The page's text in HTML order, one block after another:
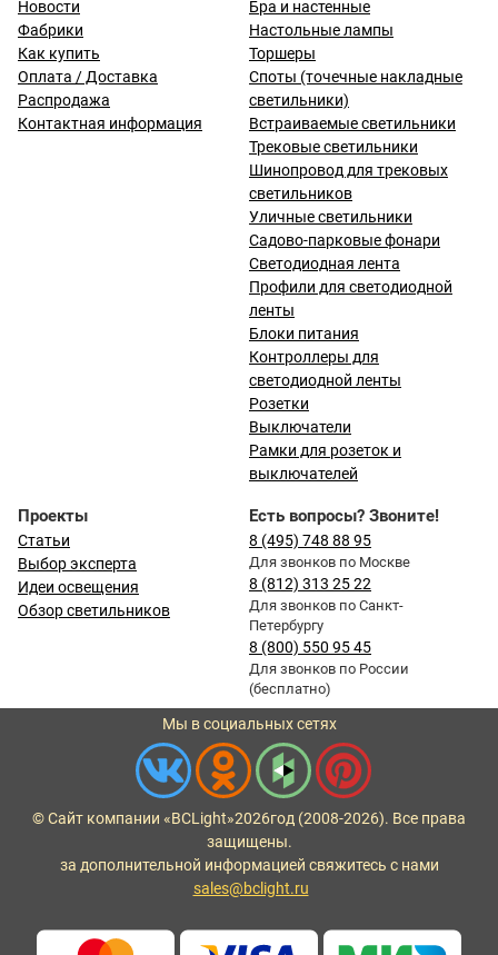
Новости
Фабрики
Как купить
Оплата / Доставка
Распродажа
Контактная информация
Бра и настенные
Настольные лампы
Торшеры
Споты (точечные накладные
светильники)
Встраиваемые светильники
Трековые светильники
Шинопровод для трековых
светильников
Уличные светильники
Садово-парковые фонари
Светодиодная лента
Профили для светодиодной
ленты
Блоки питания
Контроллеры для
светодиодной ленты
Розетки
Выключатели
Рамки для розеток и
выключателей
Проекты
Статьи
Выбор эксперта
Идеи освещения
Обзор светильников
Есть вопросы? Звоните!
8 (495) 748 88 95
Для звонков по Москве
8 (812) 313 25 22
Для звонков по Санкт-
Петербургу
8 (800) 550 95 45
Для звонков по России
(бесплатно)
Мы в социальных сетях
© Сайт компании «BCLight»2026год (2008-2026). Все права
защищены.
за дополнительной информацией свяжитесь с нами
sales@bclight.ru